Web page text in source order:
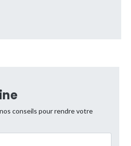
conseils pour rendre votre